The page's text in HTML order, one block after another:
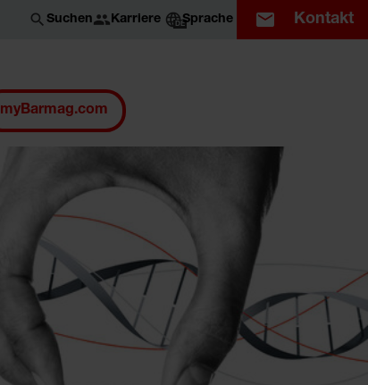
Suchen Karriere DESprache Kontakt
myBarmag.com